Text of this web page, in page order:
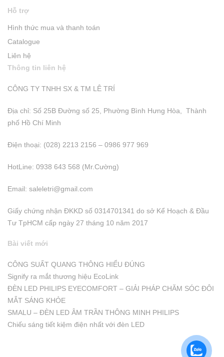
Hỗ trợ
Hình thức mua và thanh toán
Catalogue
Liên hệ
Thông tin liên hệ
CÔNG TY TNHH SX & TM LÊ TRÍ
Địa chỉ: Số 25B Đường số 25, Phường Bình Hưng Hòa, Thành
phố Hồ Chí Minh
Điện thoại: (028) 2213 2156 – 0986 977 969
HotLine: 0938 643 568 (Mr.Cường)
Email: saleletri@gmail.com
Giấy chứng nhận ĐKKD số 0314701341 do sở Kể Hoạch & Đầu
Tư TpHCM cấp ngày 27 tháng 10 năm 2017
Bài viết mới
CÔNG SUẤT QUANG THÔNG HIỂU ĐÚNG
Signify ra mắt thương hiệu EcoLink
ĐÈN LED PHILIPS EYECOMFORT – GIẢI PHÁP CHĂM SÓC ĐÔI
MẮT SÁNG KHỎE
SMALU – ĐÈN LED ÂM TRẦN THÔNG MINH PHILIPS
Chiếu sáng tiết kiệm điện nhất với đèn LED